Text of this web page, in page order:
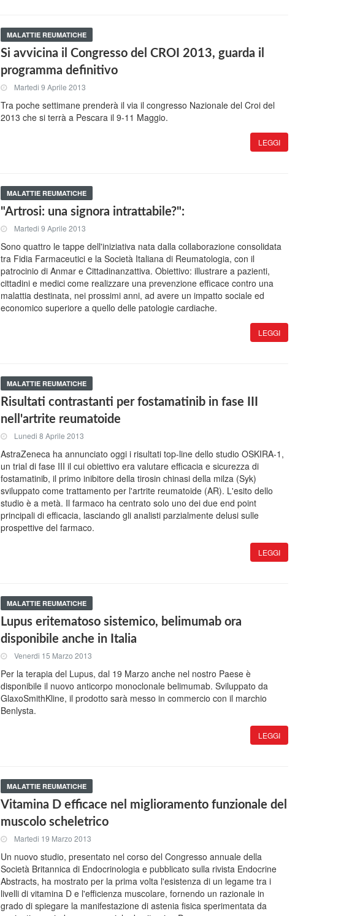
MALATTIE REUMATICHE
Si avvicina il Congresso del CROI 2013, guarda il
programma definitivo
Martedi 9 Aprile 2013
Tra poche settimane prenderà il via il congresso Nazionale del Croi del
2013 che si terrà a Pescara il 9-11 Maggio.
LEGGI
MALATTIE REUMATICHE
"Artrosi: una signora intrattabile?":
Martedi 9 Aprile 2013
Sono quattro le tappe dell'iniziativa nata dalla collaborazione consolidata
tra Fidia Farmaceutici e la Società Italiana di Reumatologia, con il
patrocinio di Anmar e Cittadinanzattiva. Obiettivo: illustrare a pazienti,
cittadini e medici come realizzare una prevenzione efficace contro una
malattia destinata, nei prossimi anni, ad avere un impatto sociale ed
economico superiore a quello delle patologie cardiache.
LEGGI
MALATTIE REUMATICHE
Risultati contrastanti per fostamatinib in fase III
nell'artrite reumatoide
Lunedi 8 Aprile 2013
AstraZeneca ha annunciato oggi i risultati top-line dello studio OSKIRA-1,
un trial di fase III il cui obiettivo era valutare efficacia e sicurezza di
fostamatinib, il primo inibitore della tirosin chinasi della milza (Syk)
sviluppato come trattamento per l'artrite reumatoide (AR). L'esito dello
studio è a metà. Il farmaco ha centrato solo uno dei due end point
principali di efficacia, lasciando gli analisti parzialmente delusi sulle
prospettive del farmaco.
LEGGI
MALATTIE REUMATICHE
Lupus eritematoso sistemico, belimumab ora
disponibile anche in Italia
Venerdi 15 Marzo 2013
Per la terapia del Lupus, dal 19 Marzo anche nel nostro Paese è
disponibile il nuovo anticorpo monoclonale belimumab. Sviluppato da
GlaxoSmithKline, il prodotto sarà messo in commercio con il marchio
Benlysta.
LEGGI
MALATTIE REUMATICHE
Vitamina D efficace nel miglioramento funzionale del
muscolo scheletrico
Martedi 19 Marzo 2013
Un nuovo studio, presentato nel corso del Congresso annuale della
Società Britannica di Endocrinologia e pubblicato sulla rivista Endocrine
Abstracts, ha mostrato per la prima volta l'esistenza di un legame tra i
livelli di vitamina D e l'efficienza muscolare, fornendo un razionale in
grado di spiegare la manifestazione di astenia fisica sperimentata da